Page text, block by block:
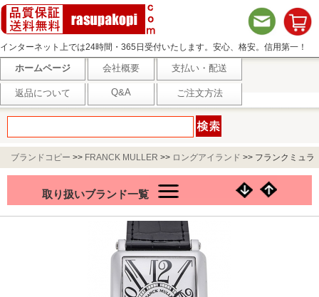
インターネット上では24時間・365日受付いたします。安心、格安。信用第一！
ホームページ 会社概要 支払い・配送
返品について Q&A ご注文方法
ブランドコピー >> FRANCK MULLER >> ロングアイランド >> フランクミュラ
取り扱いブランド一覧